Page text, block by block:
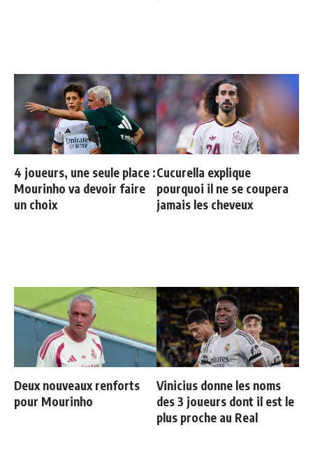
4 joueurs, une seule place :
Mourinho va devoir faire
un choix
Cucurella explique
pourquoi il ne se coupera
jamais les cheveux
Deux nouveaux renforts
pour Mourinho
Vinicius donne les noms
des 3 joueurs dont il est le
plus proche au Real